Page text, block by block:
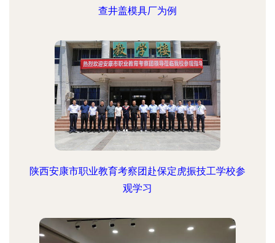
查井盖模具厂为例
陕西安康市职业教育考察团赴保定虎振技工学校参
观学习